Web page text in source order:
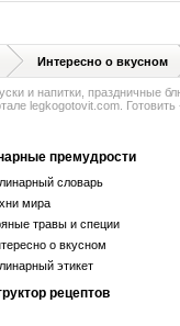
Интересно о вкусном
и напитки, праздничные
legkogotovit.com. Готовить
премудрости
словарь
мира
травы и специи
о вкусном
этикет
рецептов